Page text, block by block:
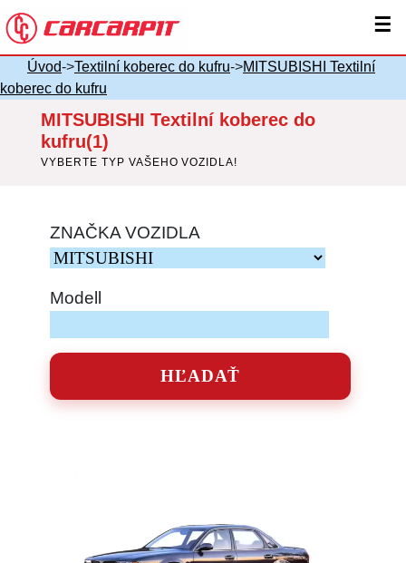
☰
Úvod->Textilní koberec do kufru->MITSUBISHI Textilní
koberec do kufru
MITSUBISHI Textilní koberec do
kufru(1)
VYBERTE TYP VAŠEHO VOZIDLA!
ZNAČKA VOZIDLA
Modell
HĽADAŤ